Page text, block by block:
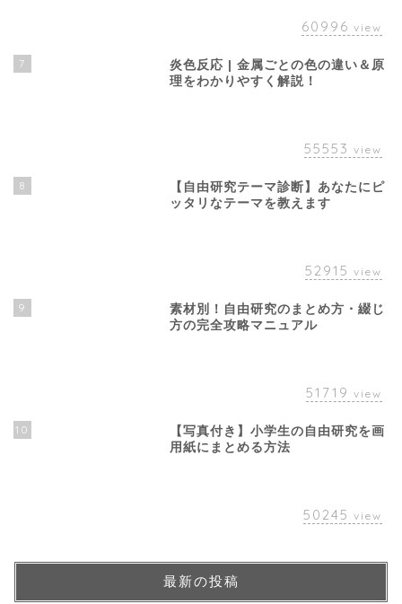
60996 view
7
炎色反応 | 金属ごとの色の違い＆原
理をわかりやすく解説！
55553 view
8
【自由研究テーマ診断】あなたにピ
ッタリなテーマを教えます
52915 view
9
素材別！自由研究のまとめ方・綴じ
方の完全攻略マニュアル
51719 view
10
【写真付き】小学生の自由研究を画
用紙にまとめる方法
50245 view
最新の投稿